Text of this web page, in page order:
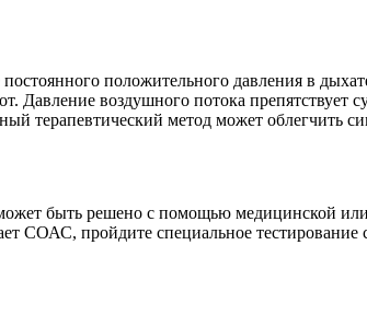
положительного давления в
Давление воздушного потока
терапевтический метод может облегчить
быть решено с помощью медицинской
СОАС, пройдите специальное